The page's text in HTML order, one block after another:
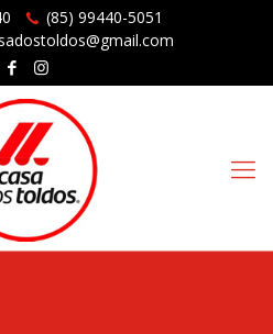
(85) 99440-5051